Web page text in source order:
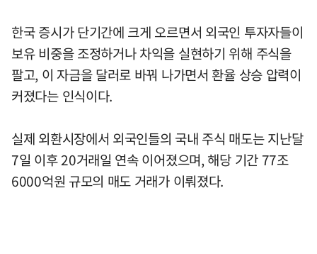
한국 증시가 단기간에 크게 오르면서 외국인 투자자들이
보유 비중을 조정하거나 차익을 실현하기 위해 주식을
팔고, 이 자금을 달러로 바꿔 나가면서 환율 상승 압력이
커졌다는 인식이다.
실제 외환시장에서 외국인들의 국내 주식 매도는 지난달
7일 이후 20거래일 연속 이어졌으며, 해당 기간 77조
6000억원 규모의 매도 거래가 이뤄졌다.